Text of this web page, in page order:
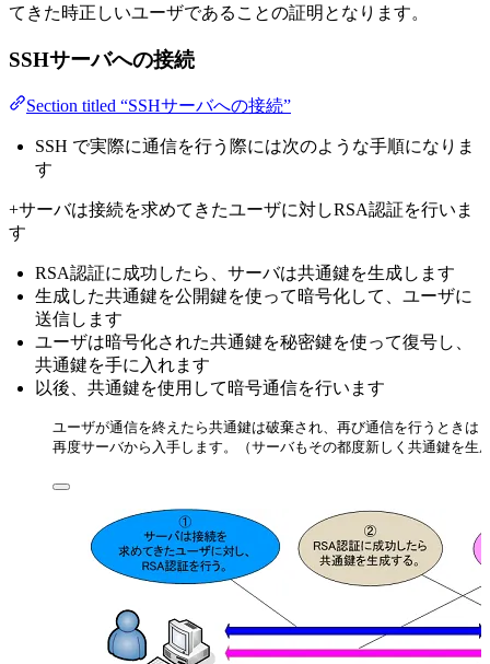
てきた時正しいユーザであることの証明となります。
SSHサーバへの接続
Section titled “SSHサーバへの接続”
SSH で実際に通信を行う際には次のような手順になりま
す
+サーバは接続を求めてきたユーザに対しRSA認証を行いま
す
RSA認証に成功したら、サーバは共通鍵を生成します
生成した共通鍵を公開鍵を使って暗号化して、ユーザに
送信します
ユーザは暗号化された共通鍵を秘密鍵を使って復号し、
共通鍵を手に入れます
以後、共通鍵を使用して暗号通信を行います
ユーザが通信を終えたら共通鍵は破棄され、再び通信を行うときは
再度サーバから入手します。（サーバもその都度新しく共通鍵を生